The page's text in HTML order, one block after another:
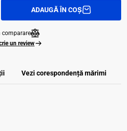
ADAUGĂ ÎN COȘ
comparare
un review
Vezi corespondenţă mărimi